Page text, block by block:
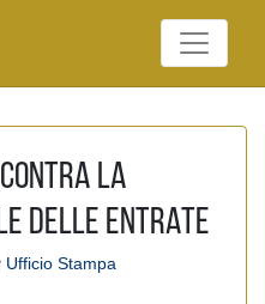
Federazione Italiana
la
delle Entrate
Ufficio Stampa